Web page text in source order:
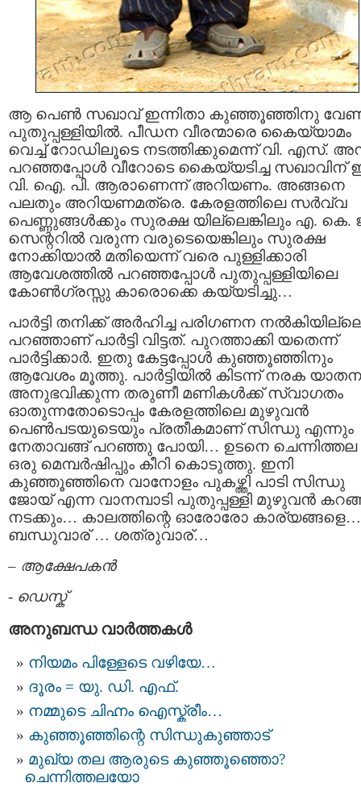
ആ പെണ്‍ സഖാവ് ഇന്നിതാ കുഞ്ഞൂഞ്ഞിനു
പുതുപ്പള്ളിയില്‍. പീഡന വീരന്മാരെ കൈയ്യാമം
വെച്ച് റോഡിലൂടെ നടത്തിക്കുമെന്ന് വി. എസ്.
പറഞ്ഞപ്പോള്‍ വീറോടെ കൈയ്യടിച്ച സഖാവിന്
വി. ഐ. പി. ആരാണെന്ന് അറിയണം. അങ്ങനെ
പലതും അറിയണമത്രെ. കേരളത്തിലെ സര്‍വ്വ
പെണ്ണുങ്ങള്‍ക്കും സുരക്ഷ യില്ലെങ്കിലും എ. കെ.
സെന്ററില്‍ വരുന്ന വരുടെയെങ്കിലും സുരക്ഷ
നോക്കിയാല്‍ മതിയെന്ന് വരെ പുള്ളിക്കാരി
ആവേശത്തില്‍ പറഞ്ഞപ്പോള്‍ പുതുപ്പള്ളിയിലെ
കോണ്‍ഗ്രസ്സു കാരൊക്കെ കയ്യടിച്ചു…
പാര്‍ട്ടി തനിക്ക് അര്‍ഹിച്ച പരിഗണന
പറഞ്ഞാണ് പാര്‍ട്ടി വിട്ടത്. പുറത്താക്കി യതെന്ന്
പാര്‍ട്ടിക്കാര്‍. ഇതു കേട്ടപ്പോള്‍ കുഞ്ഞൂഞ്ഞിനും
ആവേശം മൂത്തു. പാര്‍ട്ടിയില്‍ കിടന്ന് നരക യാതന
അനുഭവിക്കുന്ന തരുണീ മണികള്‍ക്ക് സ്വാഗതം
ഓതുന്നതോടൊപ്പം കേരളത്തിലെ മുഴുവന്‍
പെണ്‍പടയുടെയും പ്രതീകമാണ് സിന്ധു എന്നും
നേതാവങ്ങ് പറഞ്ഞു പോയി… ഉടനെ ചെന്നിത്തല
ഒരു മെമ്പര്‍ഷിപ്പും കീറി കൊടുത്തു. ഇനി
കുഞ്ഞൂഞ്ഞിനെ വാനോളം പുകഴ്ത്തി പാടി സിന്ധു
ജോയ് എന്ന വാനമ്പാടി പുതുപ്പള്ളി മുഴുവന്‍
നടക്കും… കാലത്തിന്റെ ഓരോരോ കാര്യങ്ങളെ…
ബന്ധുവാര് … ശത്രുവാര്…
– ആക്ഷേപകന്‍
- ഡെസ്ക്
അനുബന്ധ വാര്‍ത്തകള്‍
നിയമം പിള്ളേടെ വഴിയേ…
ദൂരം = യു. ഡി. എഫ്.
നമ്മുടെ ചിഹ്നം ഐസ്ക്രീം…
കുഞ്ഞൂഞ്ഞിന്റെ സിന്ധുകുഞ്ഞാട്
മുഖ്യ തല ആരുടെ കുഞ്ഞൂഞ്ഞൊ?
ചെന്നിത്തലയോ